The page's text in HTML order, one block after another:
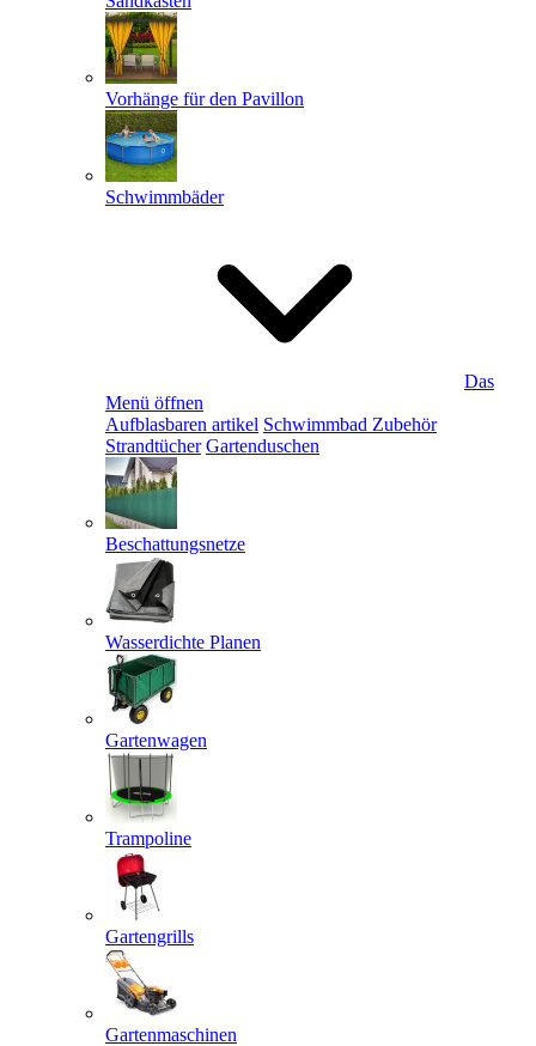
Vorhänge für den Pavillon
Schwimmbäder
Das
Menü öffnen
Aufblasbaren artikel Schwimmbad Zubehör
Strandtücher Gartenduschen
Beschattungsnetze
Wasserdichte Planen
Gartenwagen
Trampoline
Gartengrills
Gartenmaschinen